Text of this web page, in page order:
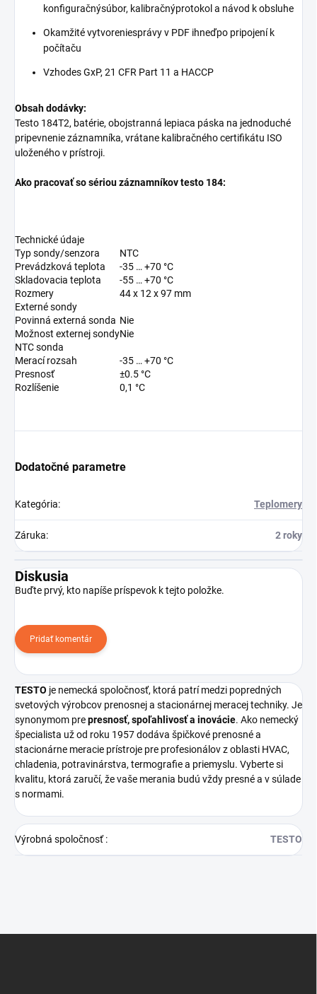
konfiguračnýsúbor, kalibračnýprotokol a návod k obsluhe
Okamžité vytvoreniesprávy v PDF ihneďpo pripojení k
počítaču
Vzhodes GxP, 21 CFR Part 11 a HACCP
Obsah dodávky:
Testo 184T2, batérie, obojstranná lepiaca páska na jednoduché
pripevnenie záznamníka, vrátane kalibračného certifikátu ISO
uloženého v prístroji.
Ako pracovať so sériou záznamníkov testo 184:
Technické údaje
Typ sondy/senzora
NTC
Prevádzková teplota
-35 … +70 °C
Skladovacia teplota
-55 … +70 °C
Rozmery
44 x 12 x 97 mm
Externé sondy
Povinná externá sonda Nie
Možnost externej sondyNie
NTC sonda
Merací rozsah
-35 … +70 °C
Presnosť
±0.5 °C
Rozlíšenie
0,1 °C
Dodatočné parametre
Kategória: Teplomery
Záruka: 2 roky
Diskusia
Buďte prvý, kto napíše príspevok k tejto položke.
Pridať komentár
TESTO je nemecká spoločnosť, ktorá patrí medzi popredných
svetových výrobcov prenosnej a stacionárnej meracej techniky. Je
synonymom prepresnosť, spoľahlivosť a inovácie. Ako nemecký
špecialista už od roku 1957 dodáva špičkové prenosné a
stacionárne meracie prístroje pre profesionálov z oblasti HVAC,
chladenia, potravinárstva, termografie a priemyslu. Vyberte si
kvalitu, ktorá zaručí, že vaše merania budú vždy presné a v súlade
s normami.
Výrobná spoločnosť: TESTO